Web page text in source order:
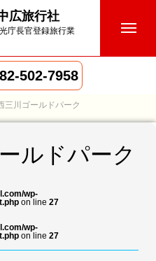
広旅行社
庁長官登録旅行業
502-7958
三川ゴールドパーク
ルドパーク
wp-
on line 27
wp-
on line 27